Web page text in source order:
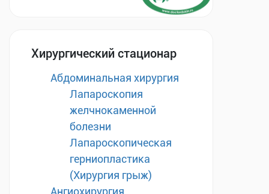
Хирургический стационар
Абдоминальная хирургия
Лапароскопия
желчнокаменной
болезни
Лапароскопическая
герниопластика
(Хирургия грыж)
Ангиохирургия